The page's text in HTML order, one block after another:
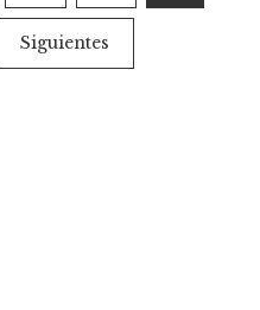
Siguientes